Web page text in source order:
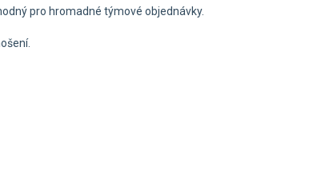
pro hromadné týmové objednávky.